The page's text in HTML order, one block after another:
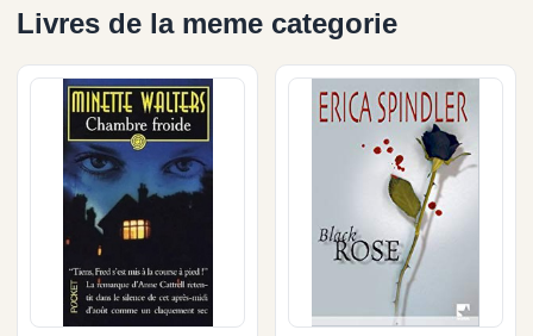
Livres de la meme categorie